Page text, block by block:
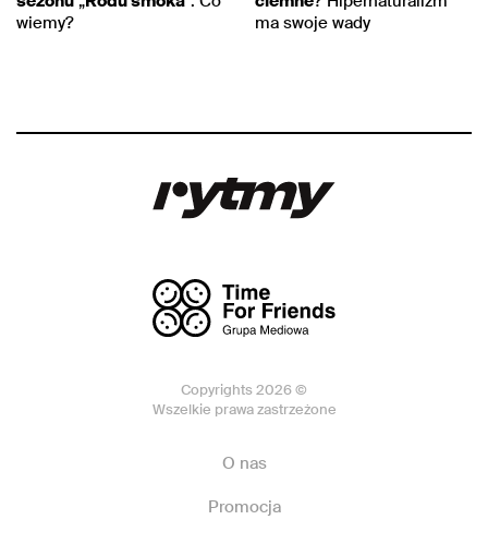
wiemy?
ma swoje wady
Copyrights 2026 ©
Wszelkie prawa zastrzeżone
O nas
Promocja